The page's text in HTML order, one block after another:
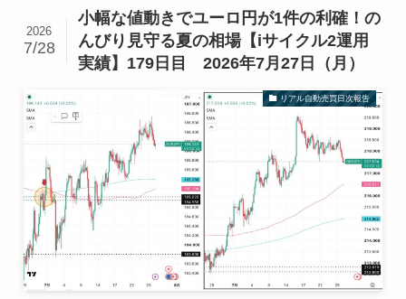
小幅な値動きでユーロ円が1件の利確！の
んびり見守る夏の相場【iサイクル2運用
実績】179日目 2026年7月27日（月）
2026
7/28
リアル自動売買日次報告